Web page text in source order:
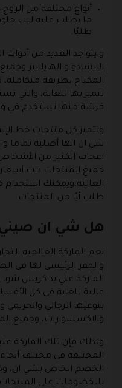
أنواع مختلفة من
ما يطلب عليه ليب
طلبًا.
و يتواجد العديد من أدوات
الايشادو و الهايلايتر
المكياج بطريقة
تتميز بها للغاية، والتي
فرشة منها تستخدم في
شي ان انها أصلية تماما و
اعجاب الكثير من
جميع المنتجات ذات
العالية،ويمكنك
طلب أيًا من المنتجات.
هل شي ان
نعم الماركة العالميه
والمقر الرئيسي لها في
الماركة علي يد كريس
عالية للغاية في كل
بنوعيها الرجالي والحريمي
والاكسسوارات، وجميع
ولذلك فإن تلك الماركة
المختلفة في مختلف أنحاء
الخصم الخاص بشي ان،
بالخصومات على